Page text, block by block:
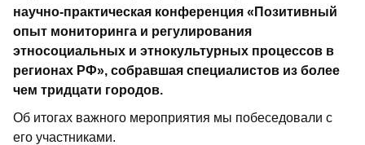
научно-практическая конференция «Позитивный
опыт мониторинга и регулирования
этносоциальных и этнокультурных процессов в
регионах РФ», собравшая специалистов из более
чем тридцати городов.
Об итогах важного мероприятия мы побеседовали с
его участниками.